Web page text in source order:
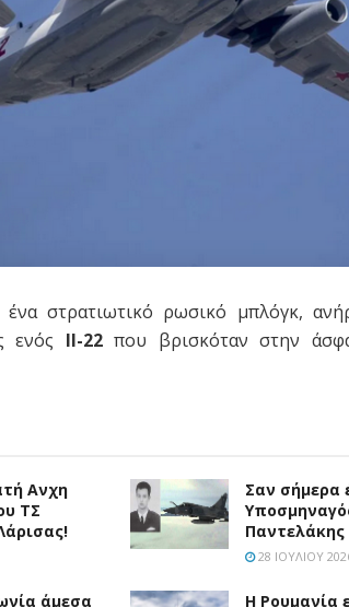
στρατιωτικό ρωσικό μπλόγκ,
ενός Il-22που βρισκόταν στην
Ανχη
ΤΣ
Σαν σήμερα
Παντελάκης
28 ΙΟΥΛΊΟΥ
άμεσα
Η Ρουμανία